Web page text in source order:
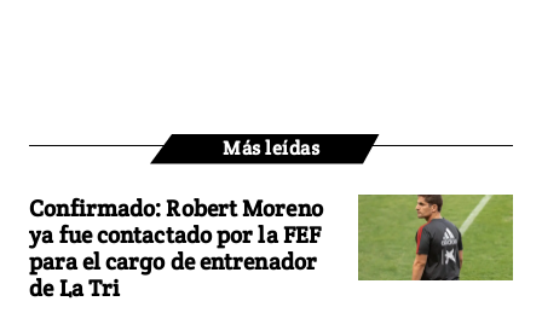
Más leídas
Confirmado: Robert Moreno
ya fue contactado por la FEF
para el cargo de entrenador
de La Tri